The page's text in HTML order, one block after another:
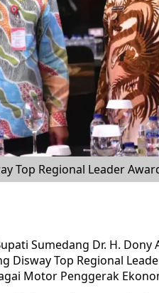
Top Regional Leader
Sumedang Dr. H. Dony
Disway Top Regional
Motor Penggerak